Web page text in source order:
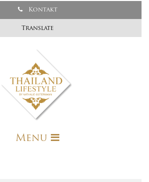
Kontakt
Translate
Menu